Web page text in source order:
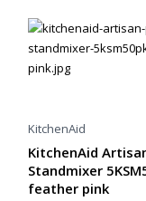
KitchenAid
KitchenAid
Standmixer
feather pink